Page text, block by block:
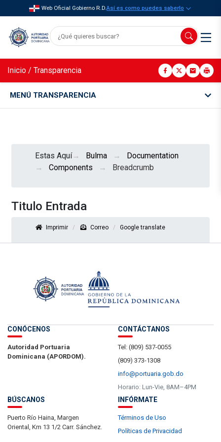
Web Oficial Gobierno R.D.Así es como puedes saberlo
Inicio / Transparencia
MENÚ TRANSPARENCIA
Estas Aquí Bulma
Documentation
Components
Breadcrumb
Titulo Entrada
Imprimir Correo Google translate
CONÓCENOS
Autoridad Portuaria
Dominicana (APORDOM).
CONTÁCTANOS
Tel: (809) 537-0055
(809) 373-1308
info@portuaria.gob.do
Horario: Lun-Vie, 8AM–4PM
BÚSCANOS
Puerto Río Haina, Margen
Oriental, Km 13 1/2 Carr. Sánchez.
INFÓRMATE
Términos de Uso
Políticas de Privacidad